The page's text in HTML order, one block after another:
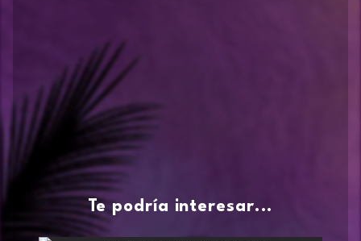
Te podría interesar...